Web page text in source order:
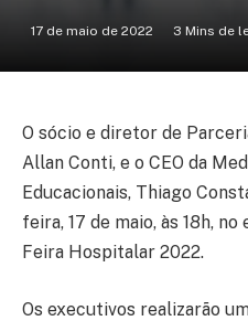
17 de maio de 2022 3 Mins de
O sócio e diretor de
Allan Conti, e o CEO da
Educacionais, Thiago
feira, 17 de maio, às 18h,
Feira Hospitalar 2022.
Os executivos realizarão